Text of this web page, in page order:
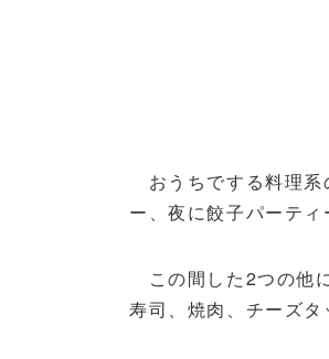
おうちでする料理系
ー、夜に餃子パーテ
この間した2つの他
寿司、焼肉、チーズ